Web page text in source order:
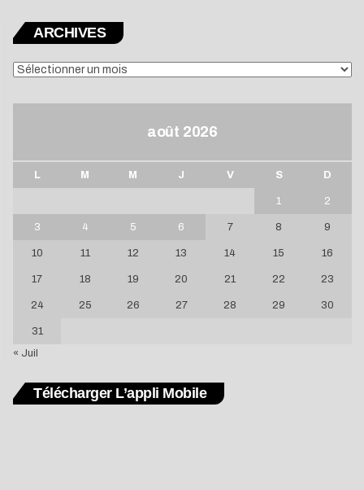
ARCHIVES
ARCHIVES
août 2026
L M M J V S D
1 2
3 4 5 6 7 8 9
10 11 12 13 14 15 16
17 18 19 20 21 22 23
24 25 26 27 28 29 30
31
« Juil
Télécharger L’appli Mobile